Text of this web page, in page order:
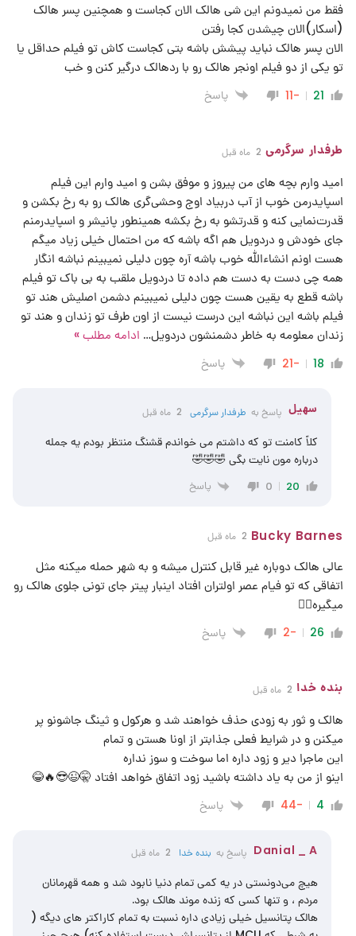
فقط من نمیدونم این شی هالک الان کجاست و همچنین پسر هالک
(اسکار)الان چیشدن کجا رفتن
الان پسر هالک نباید پیشش باشه بتی کجاست کاش تو فیلم حداقل یا
تو یکی از دو فیلم اونجر هالک رو با ردهالک درگیر کنن و خب
21
-11 پاسخ
طرفدار سرگرمی 2 ماه قبل
امید وارم بچه های من پیروز و موفق بشن و امید وارم این فیلم
اسپایدرمن خوب از آب دربیاد اوج وحشی‌گری هالک رو به رخ بکشن و
قدرت‌نمایی کنه و قدرتشو به رخ بکشه همینطور پانیشر و اسپایدرمنم
جای خودش و دردویل هم اگه باشه که من احتمال خیلی زیاد میگم
هست اونم انشاءالله خوب باشه آره چون دلیلی نمیبینم نباشه انگار
همه چی دست به دست هم داده تا دردویل ملقب به بی باک تو فیلم
باشه قطع به یقین هست چون دلیلی نمیبینم دشمن اصلیش هند تو
فیلم باشه این نباشه این درست نیست از اون طرف تو زندان و هند تو
زندان معلومه به خاطر دشمنشون دردویل… ادامه مطلب »
18
-21 پاسخ
سهیل پاسخ به طرفدار سرگرمی 2 ماه قبل
کلاً کامنت تو که داشتم می خواندم قشنگ منتظر بودم یه جمله
درباره مون نایت بگی 🤣🤣🤣
20
0 پاسخ
Bucky Barnes 2 ماه قبل
عالی هالک دوباره غیر قابل کنترل میشه و به شهر حمله میکنه مثل
اتفاقی که تو فیام عصر اولتران افتاد اینبار پیتر جای تونی جلوی هالک رو
میگیره👌🏻
26
-2 پاسخ
بنده خدا 2 ماه قبل
هالک و ثور به زودی حذف خواهند شد و هرکول و ثینگ جاشونو پر
میکنن و در شرایط فعلی جذابتر از اونا هستن و تمام
این ماجرا دیر و زود داره اما سوخت و سوز نداره
اینو از من به یاد داشته باشید زود اتفاق خواهد افتاد 🤫😉😎🔥😂
4
-44 پاسخ
Danial _ A پاسخ به بنده خدا 2 ماه قبل
هیچ می‌دونستی در یه کمی تمام دنیا نابود شد و همه قهرمانان
مردم ، و تنها کسی که زنده موند هالک بود.
هالک پتانسیل خیلی زیادی داره نسبت به تمام کاراکتر های دیگه (